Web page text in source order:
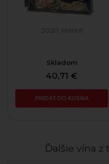
2020 Merlot
Skladom
40,71 €
PRIDAŤ DO KOŠÍKA
Ďalšie vína z